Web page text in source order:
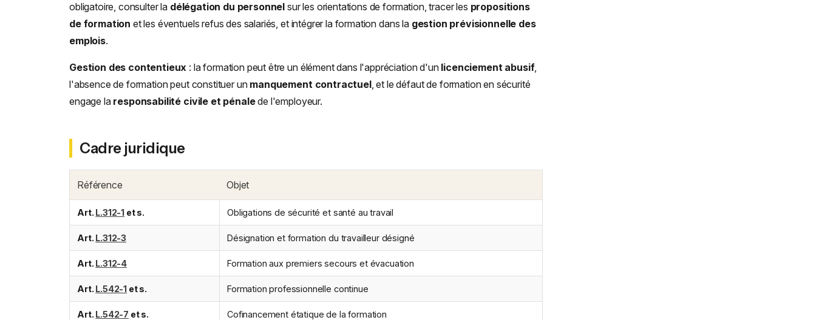
obligatoire, consulter la délégation du personnel sur les orientations de formation, tracer les propositions
de formation et les éventuels refus des salariés, et intégrer la formation dans la gestion prévisionnelle des
emplois.
Gestion des contentieux : la formation peut être un élément dans l'appréciation d'un licenciement abusif,
l'absence de formation peut constituer un manquement contractuel, et le défaut de formation en sécurité
engage la responsabilité civile et pénalede l'employeur.
Cadre juridique
Référence Objet
Art. L.312-1 et s. Obligations de sécurité et santé au travail
Art. L.312-3 Désignation et formation du travailleur désigné
Art. L.312-4 Formation aux premiers secours et évacuation
Art. L.542-1 et s. Formation professionnelle continue
Art. L.542-7 et s. Cofinancement étatique de la formation